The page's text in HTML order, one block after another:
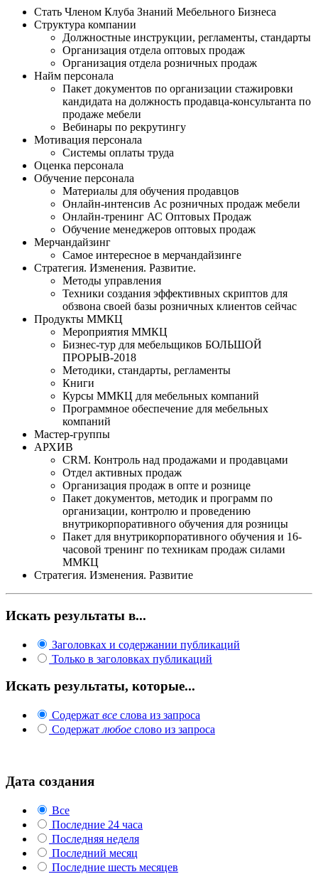
Стать Членом Клуба Знаний Мебельного Бизнеса
Структура компании
Должностные инструкции, регламенты, стандарты
Организация отдела оптовых продаж
Организация отдела розничных продаж
Найм персонала
Пакет документов по организации стажировки
кандидата на должность продавца-консультанта по
продаже мебели
Вебинары по рекрутингу
Мотивация персонала
Системы оплаты труда
Оценка персонала
Обучение персонала
Материалы для обучения продавцов
Онлайн-интенсив Ас розничных продаж мебели
Онлайн-тренинг АС Оптовых Продаж
Обучение менеджеров оптовых продаж
Мерчандайзинг
Самое интересное в мерчандайзинге
Стратегия. Изменения. Развитие.
Методы управления
Техники создания эффективных скриптов для
обзвона своей базы розничных клиентов сейчас
Продукты ММКЦ
Мероприятия ММКЦ
Бизнес-тур для мебельщиков БОЛЬШОЙ
ПРОРЫВ-2018
Методики, стандарты, регламенты
Книги
Курсы ММКЦ для мебельных компаний
Программное обеспечение для мебельных
компаний
Мастер-группы
АРХИВ
CRM. Контроль над продажами и продавцами
Отдел активных продаж
Организация продаж в опте и рознице
Пакет документов, методик и программ по
организации, контролю и проведению
внутрикорпоративного обучения для розницы
Пакет для внутрикорпоративного обучения и 16-
часовой тренинг по техникам продаж силами
ММКЦ
Стратегия. Изменения. Развитие
Искать результаты в...
Заголовках и содержании публикаций
Только в заголовках публикаций
Искать результаты, которые...
Содержат все слова из запроса
Содержат любое слово из запроса
Дата создания
Все
Последние 24 часа
Последняя неделя
Последний месяц
Последние шесть месяцев